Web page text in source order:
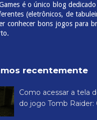
é o único blog
(eletrônicos, de
conhecer bons jogos para
recentemente
Como acessar a tela
do jogo Tomb Raider: